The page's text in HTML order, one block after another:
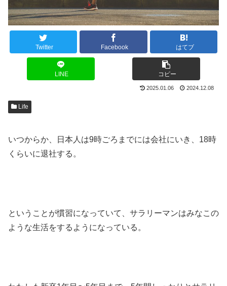
Twitter Facebook はてブ
LINE コピー
2025.01.06 2024.12.08
Life
いつからか、日本人は9時ごろまでには会社にいき、18時
くらいに退社する。
ということが慣習になっていて、サラリーマンはみなこの
ような生活をするようになっている。